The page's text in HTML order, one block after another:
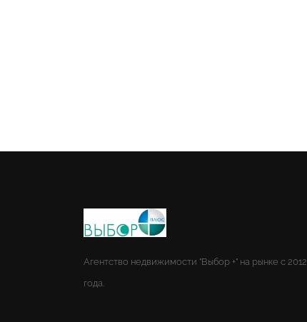
Агентство недвижимости "Выбор +" на рынке с 2012
года.